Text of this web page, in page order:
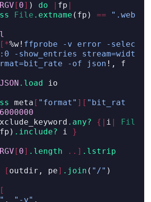
[ 0] ) do fp
File .extname (fp) ==
".web
[*%w! ffprobe -v error -selec
-show_entries stream=widt
-of json ! , f
JSON .load
io
meta [ "format" ][ "bit_rat
6000000
.any? {| i
Fil
.include? i }
[ 0] .length ..] .lstrip
[ outdir, pe] .join ( "/" )
[
, "-y" ,